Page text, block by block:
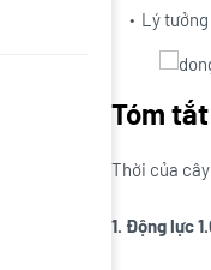
Lý
Tóm
Thời của
1. Động lực